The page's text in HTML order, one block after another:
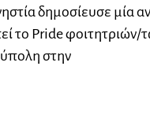
δημοσίευσε μία
το Pride
στην